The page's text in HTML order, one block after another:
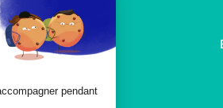
de
l’appel
et